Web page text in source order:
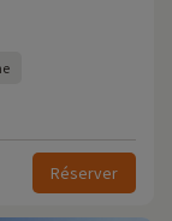
Réserver